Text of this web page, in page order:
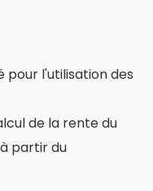
pour l'utilisation des
de la rente du
partir du